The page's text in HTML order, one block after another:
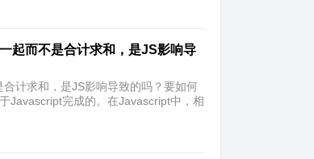
起而不是合计求和，是JS影响导
计求和，是JS影响导致的吗？要如何
Javascript完成的。在Javascript中，相